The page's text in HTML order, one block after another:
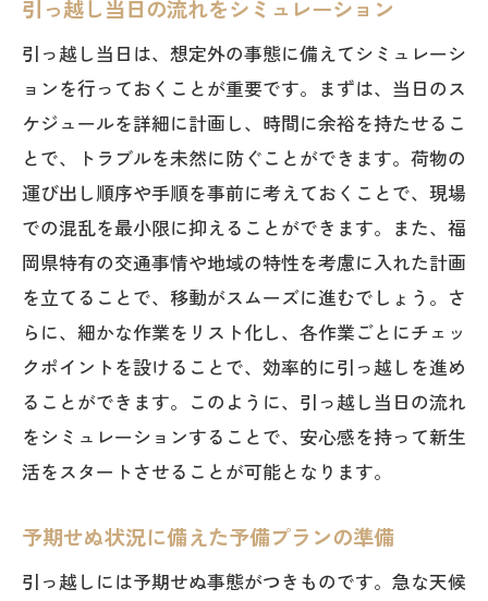
引っ越し当日の流れをシミュレーション
引っ越し当日は、想定外の事態に備えてシミュレーシ
ョンを行っておくことが重要です。まずは、当日のス
ケジュールを詳細に計画し、時間に余裕を持たせるこ
とで、トラブルを未然に防ぐことができます。荷物の
運び出し順序や手順を事前に考えておくことで、現場
での混乱を最小限に抑えることができます。また、福
岡県特有の交通事情や地域の特性を考慮に入れた計画
を立てることで、移動がスムーズに進むでしょう。さ
らに、細かな作業をリスト化し、各作業ごとにチェッ
クポイントを設けることで、効率的に引っ越しを進め
ることができます。このように、引っ越し当日の流れ
をシミュレーションすることで、安心感を持って新生
活をスタートさせることが可能となります。
予期せぬ状況に備えた予備プランの準備
引っ越しには予期せぬ事態がつきものです。急な天候